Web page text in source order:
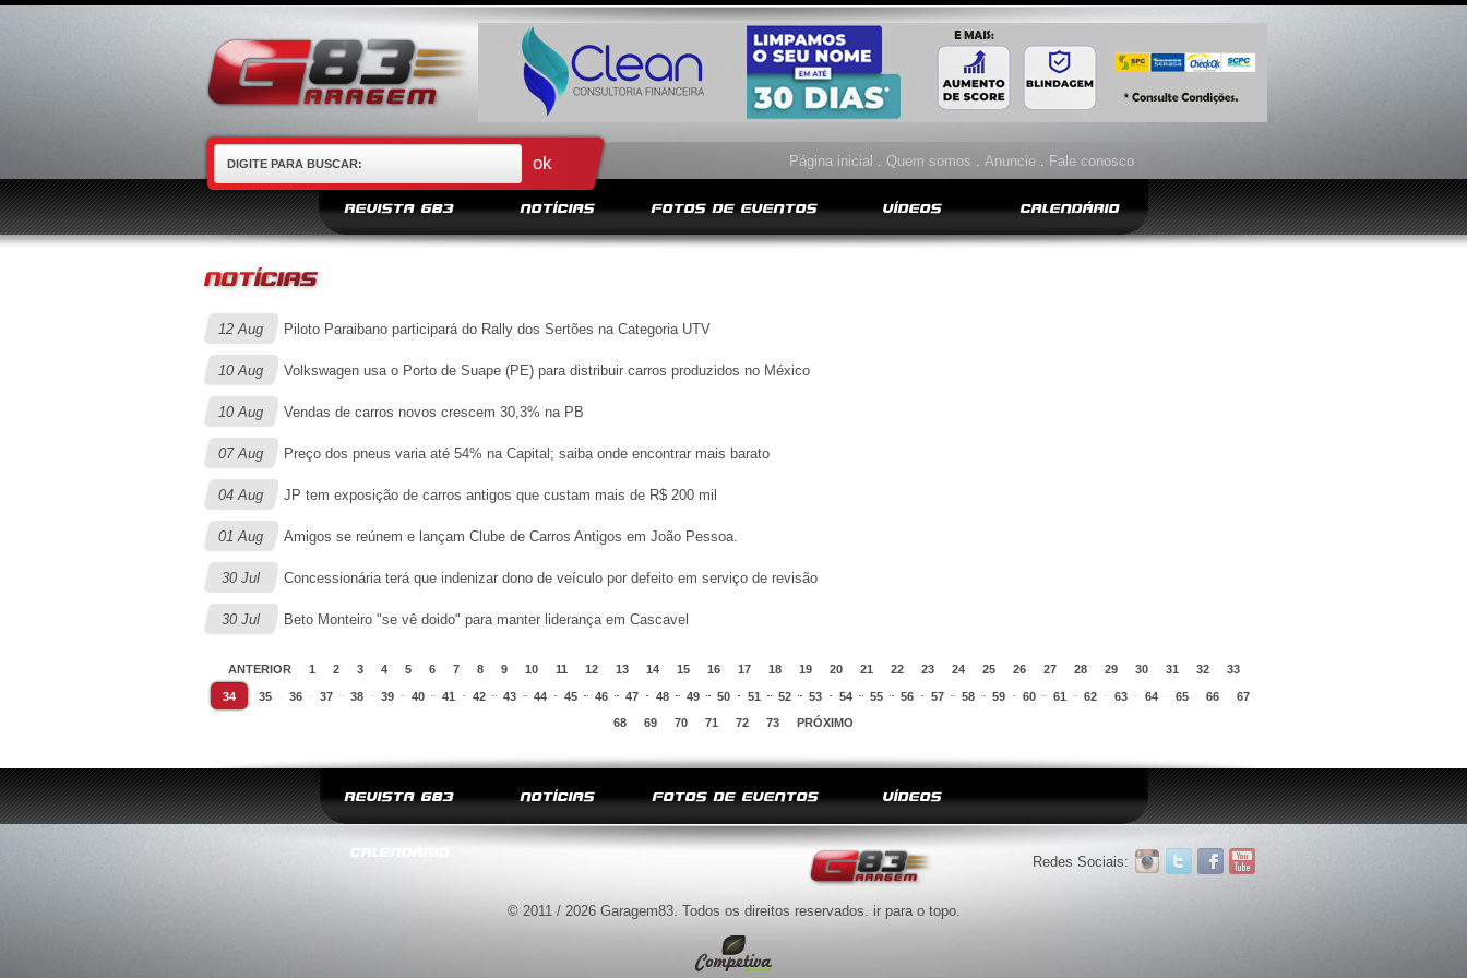
Página inicial . Quem somos . Anuncie . Fale conosco
REVISTA G83 NOTÍCIAS FOTOS DE EVENTOS VÍDEOS CALENDÁRIO
12 Aug Piloto Paraibano participará do Rally dos Sertões na Categoria UTV
10 Aug Volkswagen usa o Porto de Suape (PE) para distribuir carros produzidos no México
10 Aug Vendas de carros novos crescem 30,3% na PB
07 Aug Preço dos pneus varia até 54% na Capital; saiba onde encontrar mais barato
04 Aug JP tem exposição de carros antigos que custam mais de R$ 200 mil
01 Aug Amigos se reúnem e lançam Clube de Carros Antigos em João Pessoa.
30 Jul Concessionária terá que indenizar dono de veículo por defeito em serviço de revisão
30 Jul Beto Monteiro "se vê doido" para manter liderança em Cascavel
ANTERIOR 1 2 3 4 5 6 7 8 9 10 11 12 13 14 15 16 17 18 19 20 21 22 23 24 25 26 27 28 29 30 31 32 33
34 35 36 37 38 39 40 41 42 43 44 45 46 47 48 49 50 51 52 53 54 55 56 57 58 59 60 61 62 63 64 65 66
67
68
69 70 71 72 73 PRÓXIMO
REVISTA G83 NOTÍCIAS FOTOS DE EVENTOS VÍDEOS
CALENDÁRIO
Redes Sociais:
© 2011 / 2026 Garagem83. Todos os direitos reservados. ir para o topo.